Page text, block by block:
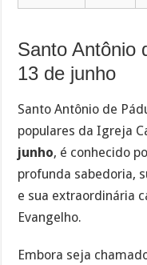
Santo Antônio
13 de junho
Santo Antônio de
populares da Igreja
junho, é conhecido
profunda sabedoria,
e sua extraordinária
Evangelho.
Embora seja